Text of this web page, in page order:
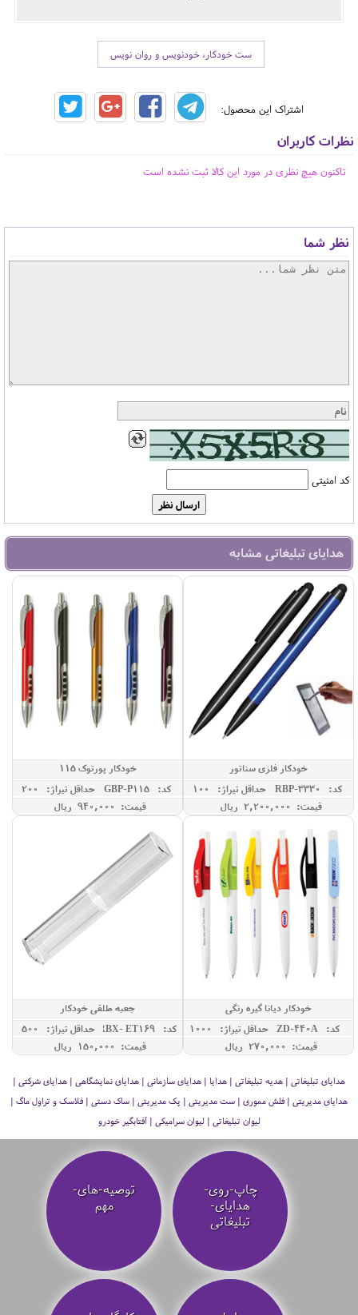
ست خودکار، خودنویس و روان نویس
اشتراک این محصول:
نظرات کاربران
تاکنون هیچ نظری در مورد این کالا ثبت نشده است
نظر شما
کد امنیتی
هدایای تبلیغاتی مشابه
خودکار فلزی سناتور
کد: RBP-3330
حداقل تيراژ: 100
قیمت: 2,200,000 ريال
خودکار پورتوک 115
کد: GBP-P115
حداقل تيراژ: 200
قیمت: 940,000 ريال
خودکار دیانا گیره رنگی
کد: ZD-440A
حداقل تيراژ: 1000
قیمت: 270,000 ريال
جعبه طلقی خودکار
کد: RBX- ET169
حداقل تيراژ: 500
قیمت: 150,000 ريال
هدایای تبلیغاتی | هدیه تبلیغاتی | هدایا | هدایای سازمانی | هدایای نمایشگاهی | هدایای شرکتی |
هدایای مدیریتی | فلش مموری | ست مدیریتی | پک مدیریتی | ساک دستی | فلاسک و تراول ماگ |
لیوان تبلیغاتی | لیوان سرامیکی | آفتابگیر خودرو
چاپ-روی-
هدایای-
تبلیغاتی
توصیه‌-های-
مهم